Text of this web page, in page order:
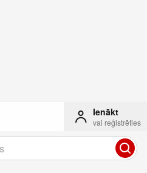
Ienākt
vai reģistrēties